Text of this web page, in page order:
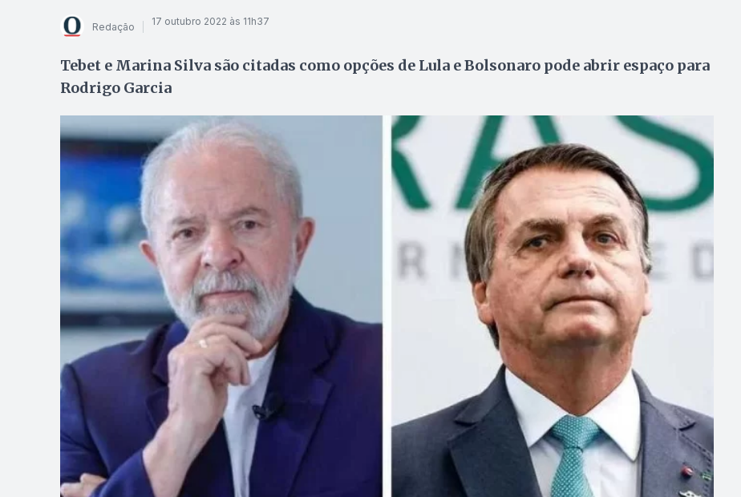
Redação 17 outubro 2022 às 11h37
Tebet e Marina Silva são citadas como opções de Lula e Bolsonaro pode abrir espaço para
Rodrigo Garcia